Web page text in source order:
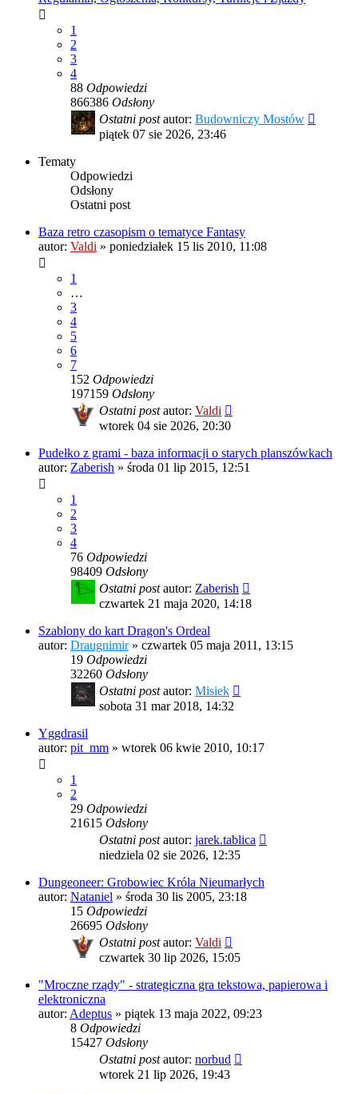
1
2
3
4
88 Odpowiedzi
866386 Odsłony
Ostatni postautor: Budowniczy Mostów
piątek 07 sie 2026, 23:46
Tematy
Odpowiedzi
Odsłony
Ostatni post
Baza retro czasopism o tematyce Fantasy
autor: Valdi » poniedziałek 15 lis 2010, 11:08
1
…
3
4
5
6
7
152 Odpowiedzi
197159 Odsłony
Ostatni postautor: Valdi
wtorek 04 sie 2026, 20:30
Pudełko z grami - baza informacji o starych planszówkach
autor: Zaberish » środa 01 lip 2015, 12:51
1
2
3
4
76 Odpowiedzi
98409 Odsłony
Ostatni postautor: Zaberish
czwartek 21 maja 2020, 14:18
Szablony do kart Dragon's Ordeal
autor: Draugnimir» czwartek 05 maja 2011, 13:15
19 Odpowiedzi
32260 Odsłony
Ostatni postautor: Misiek
sobota 31 mar 2018, 14:32
Yggdrasil
autor: pit_mm » wtorek 06 kwie 2010, 10:17
1
2
29 Odpowiedzi
21615 Odsłony
Ostatni postautor: jarek.tablica
niedziela 02 sie 2026, 12:35
Dungeoneer: Grobowiec Króla Nieumarłych
autor: Nataniel » środa 30 lis 2005, 23:18
15 Odpowiedzi
26695 Odsłony
Ostatni postautor: Valdi
czwartek 30 lip 2026, 15:05
"Mroczne rządy" - strategiczna gra tekstowa, papierowa i
elektroniczna
autor: Adeptus » piątek 13 maja 2022, 09:23
8 Odpowiedzi
15427 Odsłony
Ostatni postautor: norbud
wtorek 21 lip 2026, 19:43